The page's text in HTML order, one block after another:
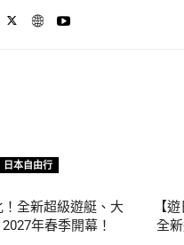
日本自由行
！全新超級遊艇、大
年春季開幕！
【
全